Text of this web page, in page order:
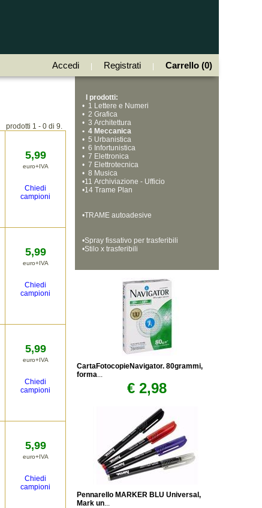
Accedi Registrati Carrello (0)
prodotti 1 - 0 di 9.
5,99
euro+IVA
Chiedi
campioni
5,99
euro+IVA
Chiedi
campioni
5,99
euro+IVA
Chiedi
campioni
5,99
euro+IVA
Chiedi
campioni
I prodotti:
• 1 Lettere e Numeri
• 2 Grafica
• 3 Architettura
• 4 Meccanica
• 5 Urbanistica
• 6 Infortunistica
• 7 Elettronica
• 7 Elettrotecnica
• 8 Musica
•11 Archiviazione - Ufficio
•14 Trame Plan
•TRAME autoadesive
•Spray fissativo per trasferibili
•Stilo x trasferibili
CartaFotocopieNavigator. 80grammi,
forma...
€ 2,98
Pennarello MARKER BLU Universal,
Mark un...